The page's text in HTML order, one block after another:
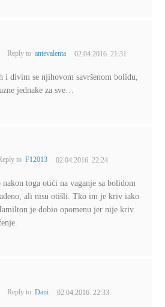
Reply toantevalenta 02.04.2016. 21:31
i divim se njihovom savršenom bolidu,
jednake za sve…
to F12013 02.04.2016. 22:24
nakon toga otići na vaganje sa bolidom
ali nisu otišli. Tko im je kriv iako
je dobio opomenu jer nije kriv.
Reply toDani 02.04.2016. 22:33